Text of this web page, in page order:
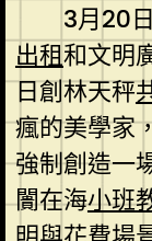
3月20
出租和文明
日創林天秤
瘋的美學家
強制創造一
闠在海小班